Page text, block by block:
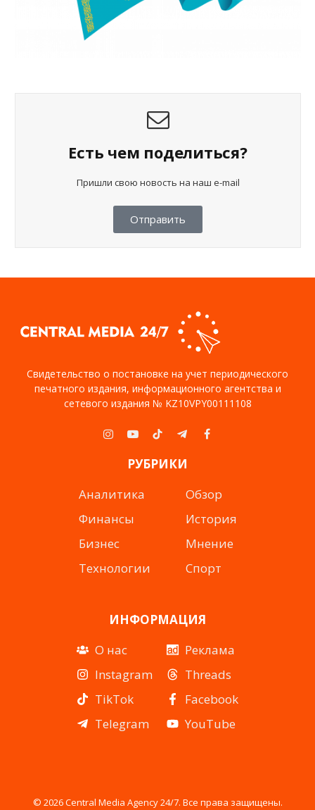
Есть чем поделиться?
Пришли свою новость на наш e-mail
Отправить
Свидетельство о постановке на учет периодического
печатного издания, информационного агентства и
сетевого издания № KZ10VPY00111108
Instagram
YouTubeTikTokTelegramFacebook
РУБРИКИ
Аналитика
Финансы
Бизнес
Технологии
Обзор
История
Мнение
Спорт
ИНФОРМАЦИЯ
О нас
Instagram
TikTok
Telegram
Реклама
Threads
Facebook
YouTube
© 2026 Central Media Agency 24/7. Все права защищены.